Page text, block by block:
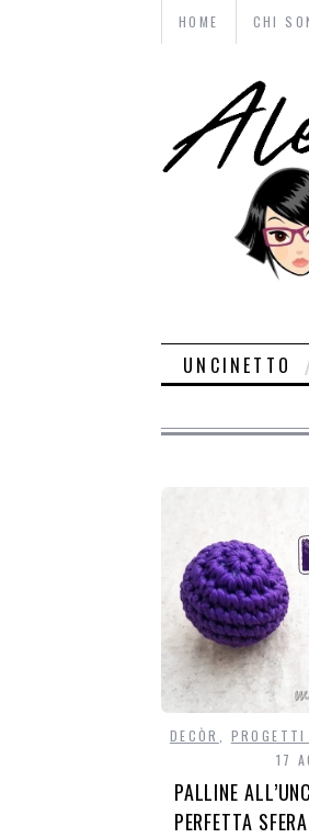
HOME CHI
UNCINETTO
DECÒR PROGETTI
17
PALLINE
PERFETTA